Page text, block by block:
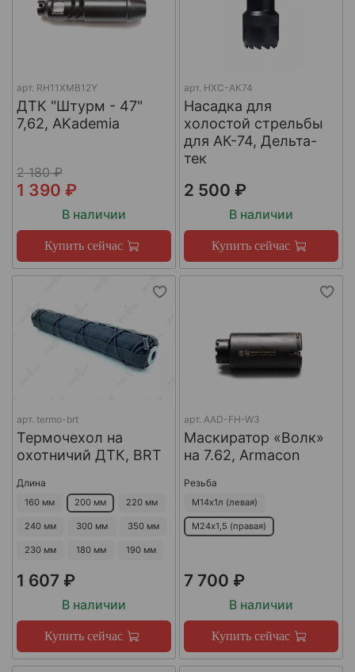
арт. RH11XMB12Y
ДТК "Штурм - 47"
7,62, AKademia
2 180 ₽
1 390 ₽
В наличии
Купить сейчас
арт. НХС-АК74
Насадка для
холостой стрельбы
для АК-74, Дельта-
тек
2 500 ₽
В наличии
Купить сейчас
арт. termo-brt
Термочехол на
охотничий ДТК, BRT
Длина
160 мм 200 мм 220 мм
240 мм 300 мм 350 мм
230 мм 180 мм 190 мм
1 607 ₽
В наличии
Купить сейчас
арт. AAD-FH-W3
Маскиратор «Волк»
на 7.62, Armacon
Резьба
М14х1л (левая)
М24х1,5 (правая)
7 700 ₽
В наличии
Купить сейчас